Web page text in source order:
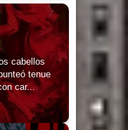
cabellos
tenue
car...